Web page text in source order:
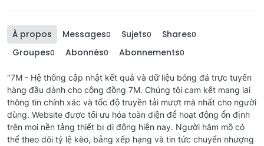
À propos Messages0 Sujets0 Shares0
Groupes0 Abonnés0 Abonnements0
"7M - Hệ thống cập nhật kết quả và dữ liệu bóng đá trực tuyến
hàng đầu dành cho cộng đồng 7M. Chúng tôi cam kết mang lại
thông tin chính xác và tốc độ truyền tải mượt mà nhất cho người
dùng. Website được tối ưu hóa toàn diện để hoạt động ổn định
trên mọi nền tảng thiết bị di động hiện nay. Người hâm mộ có
thể theo dõi tỷ lệ kèo, bảng xếp hạng và tin tức chuyển nhượng